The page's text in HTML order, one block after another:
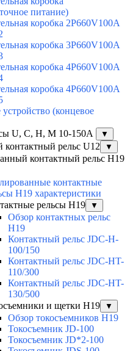
питание)
коробка 2P660V100A
коробка 3P660V100A
коробка 4P660V100A
коробка 4P660V100A
(концевое
U, C, H, M 10-150А
▼
рельс U12 ▼
контактный рельс Н19
контактные
Н19 характеристики
рельсы H19
▼
Обзор контактных рельс
H19
Контактный рельс JDC-H-
100/150
Контактный рельс JDC-HT-
110/300
Контактный рельс JDC-HT-
130/500
и щетки H19
▼
Обзор токосъемников H19
Токосъемник JD-100
Токосъемник JD*2-100